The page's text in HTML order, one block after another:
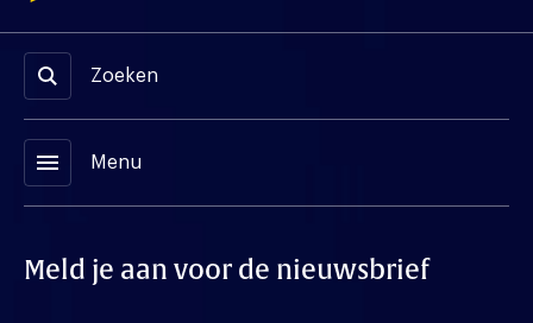
Zoeken
menu Menu
Meld je aan voor de nieuwsbrief